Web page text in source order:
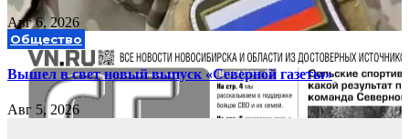
Авг 6, 2026
Общество
Вышел в свет новый выпуск «Северной газеты»
Авг 5, 2026